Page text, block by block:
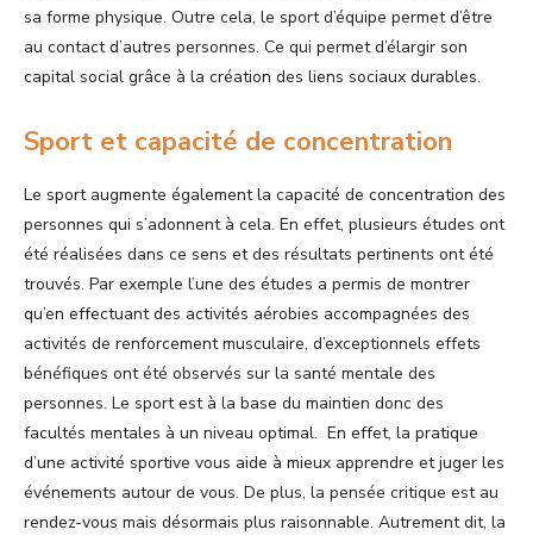
sa forme physique. Outre cela, le sport d’équipe permet d’être
au contact d’autres personnes. Ce qui permet d’élargir son
capital social grâce à la création des liens sociaux durables.
Sport et capacité de concentration
Le sport augmente également la capacité de concentration des
personnes qui s’adonnent à cela. En effet, plusieurs études ont
été réalisées dans ce sens et des résultats pertinents ont été
trouvés. Par exemple l’une des études a permis de montrer
qu’en effectuant des activités aérobies accompagnées des
activités de renforcement musculaire, d’exceptionnels effets
bénéfiques ont été observés sur la santé mentale des
personnes. Le sport est à la base du maintien donc des
facultés mentales à un niveau optimal. En effet, la pratique
d’une activité sportive vous aide à mieux apprendre et juger les
événements autour de vous. De plus, la pensée critique est au
rendez-vous mais désormais plus raisonnable. Autrement dit, la